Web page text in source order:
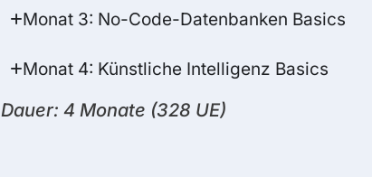
Monat 3: No-Code-Datenbanken Basics
Monat 4: Künstliche Intelligenz Basics
Dauer: 4 Monate (328 UE)